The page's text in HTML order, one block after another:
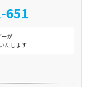
651
ーが
たします